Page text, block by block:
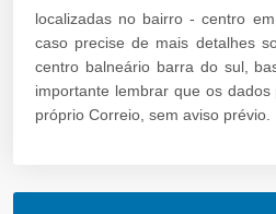
localizadas no bairro - centro
caso precise de mais detalhes
centro balneário barra do sul,
importante lembrar que os
próprio Correio, sem aviso prévio.